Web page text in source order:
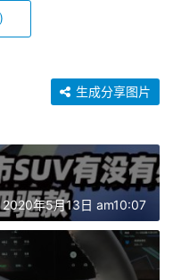
生成分享图片
2020年5月13日 am10:07